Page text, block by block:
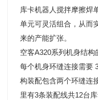
库卡机器人搅拌摩擦焊
单元可灵活组合，从而
来的产能扩张。
空客A320系列机身结构
每个机身环缝连接需要
构装配包含两个环缝连
里有3条装配线共12台